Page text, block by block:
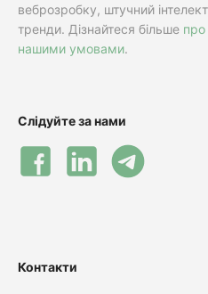
веброзробку, штучний
тренди. Дізнайтеся більше про
нашими умовами.
Слідуйте за нами
Контакти